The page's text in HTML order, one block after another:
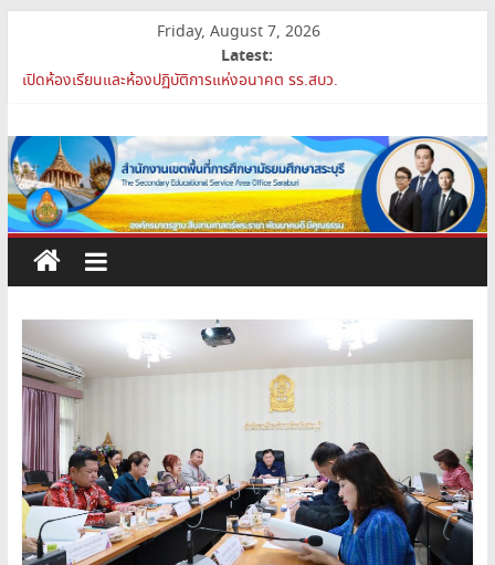
content
Friday, August 7, 2026
Latest:
เปิดห้องเรียนและห้องปฏิบัติการแห่งอนาคต รร.สบว.
สพม.สบ เข้าร่วมประชุมสัมมนา ผอ.สพท. ทั่วประเทศ ครั้งที่ 2/2569 “All
for Education”
การย้ายข้าราชการครูและบุคลากรทางการศึกษา ตำแหน่งศึกษานิเทศก์
สพม.สบ ประชุมชี้แจงแนวทางการส่งเสริมความโปร่งใสในสำนักงานเขต
พื้นที่การศึกษา 2569
สำนักงาน
เขต
พื้นที่
การ
ศึกษา
มัธยมศึกษา
สระบุรี
สพม.สระบุรี,สพม.สบ,สำนักงาน